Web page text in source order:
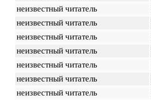
неизвестный читатель
неизвестный читатель
неизвестный читатель
неизвестный читатель
неизвестный читатель
неизвестный читатель
неизвестный читатель